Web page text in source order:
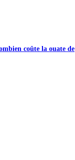
coûte la ouate de